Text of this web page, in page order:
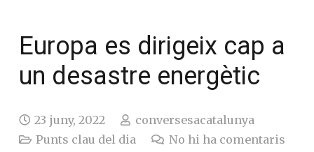
Europa es dirigeix cap a
un desastre energètic
23 juny, 2022
conversesacatalunya
Punts clau del dia
No hi ha comentaris